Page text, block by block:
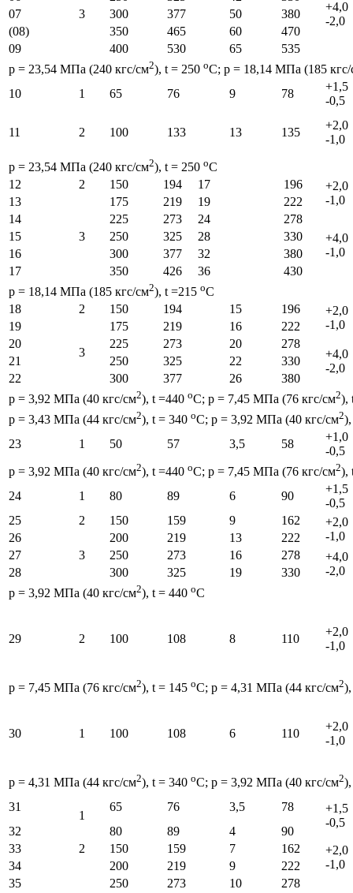
3
+4,0
-2,0
07
300 377 50
380
(08)
350 465 60
470
09
400 530 65
535
p = 23,54 МПа (240 кгс/см2), t = 250 oС; p = 18,14 МПа (185 кгс/
10
1 65 76 9 78
+1,5
-0,5
11 2 100 133 13 135
+2,0
-1,0
р = 23,54 МПа (240 кгс/см2), t = 250 oС
12
2 150 194 17 196
+2,0
-1,0
13
3
175 219 19
222
14
225 273 24
278
+4,0
-1,0
15 250 325 28
330
16
300 377 32
380
17
350 426 36
430
p = 18,14 МПа (185 кгс/см2), t =215 oС
18
2 150 194 15 196
+2,0
-1,0
19
3
175 219 16
222
20
225 273 20 278
+4,0
-2,0
21 250 325 22
330
22
300 377 26
380
p = 3,92 МПа (40 кгс/см2), t =440 oС; p = 7,45 МПа (76 кгс/см2),
p = 3,43 МПа (44 кгс/см2), t = 340 oС; p = 3,92 МПа (40 кгс/см2
23
1 50 57 3,5 58
+1,0
-0,5
p = 3,92 МПа (40 кгс/см2), t =440 oС; p = 7,45 МПа (76 кгс/см2),
24
1 80 89 6 90
+1,5
-0,5
25
2 150 159 9 162
+2,0
-1,0
26
3
200 219 13
222
27
250 273 16 278
+4,0
-2,0
28 300 325 19
330
p = 3,92 МПа (40 кгс/см2), t = 440 oС
29 2 100 108 8 110
+2,0
-1,0
p = 7,45 МПа (76 кгс/см2), t = 145 oС; p = 4,31 МПа (44 кгс/см2
30 1 100 108 6 110
+2,0
-1,0
p = 4,31 МПа (44 кгс/см2), t = 340 oС; p = 3,92 МПа (40 кгс/см2
31
1
65 76 3,5 78
+1,5
-0,5
32 80 89 4
90
33
2 150 159 7 162
+2,0
-1,0
34 200 219 9
222
35
250 273 10
278